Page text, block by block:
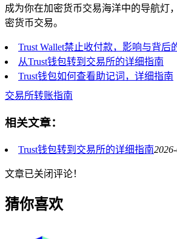
成为你在加密货币交易海洋中的导航灯
密货币交易。
Trust Wallet禁止收付款，影响与背后
从Trust钱包转到交易所的详细指南
Trust钱包如何查看助记词，详细指南
交易所转账指南
相关文章：
Trust钱包转到交易所的详细指南
文章已关闭评论！
猜你喜欢